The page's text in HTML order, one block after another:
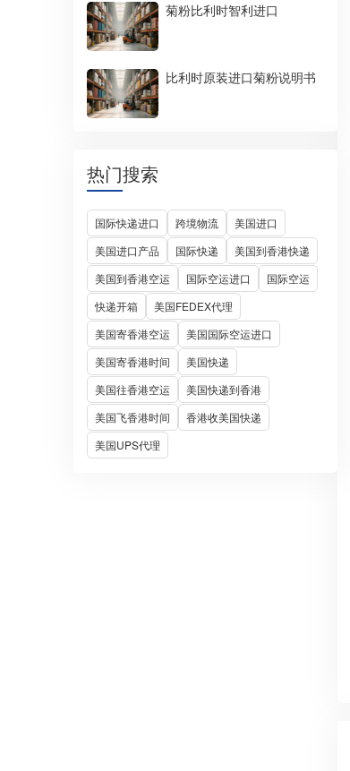
菊粉比利时智利进口
比利时原装进口菊粉说明书
热门搜索
国际快递进口 跨境物流
美国进口
美国进口产品
国际快递
美国到香港快递
美国到香港空运
国际空运进口
国际空运
快递开箱
美国FEDEX代理
美国寄香港空运
美国国际空运进口
美国寄香港时间
美国快递
美国往香港空运
美国快递到香港
美国飞香港时间
香港收美国快递
美国UPS代理